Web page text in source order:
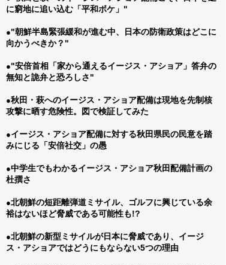
に窮地に追い込む「平和ボケ」"
●"朝鮮半島緊張緩和が進む中、日本の防衛政策はどこに
向かうべきか？"
●"安倍首相「家から通えるイージス・アショア」答弁の
無知と詭弁と恐ろしさ"
●秋田・萩へのイージス・アショア配備は現地を先制核
攻撃に晒す危険性。図で検証してみた
●イージス・アショア配備に対する秋田県民の民意を踏
みにじる「安倍社交」の愚
●中学生でもわかるイージス・アショア秋田配備計画の
杜撰さ
●北朝鮮の短距離弾道ミサイル、ゴルフに興じている余
裕はないほど脅威である可能性も!?
●北朝鮮の新型ミサイルが日本に脅威であり、イージ
ス・アショアではどうにもならない5つの理由